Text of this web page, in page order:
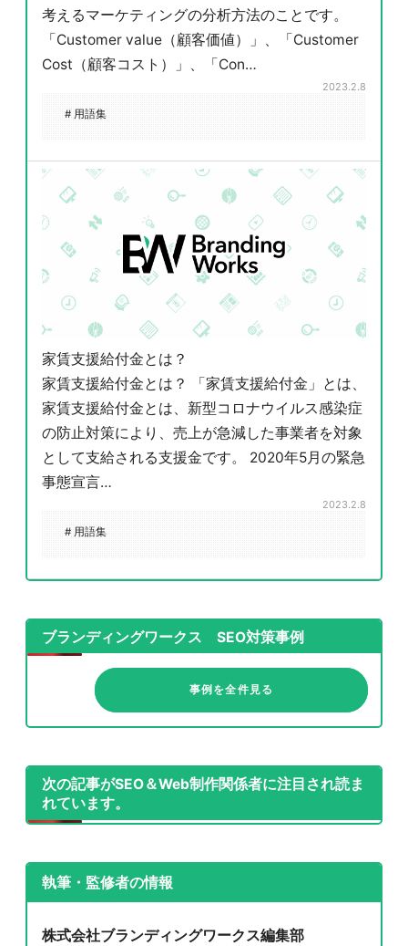
考えるマーケティングの分析方法のことです。
「Customer value（顧客価値）」、「Customer
Cost（顧客コスト）」、「Con…
2023.2.8
# 用語集
家賃支援給付金とは？
家賃支援給付金とは？ 「家賃支援給付金」とは、
家賃支援給付金とは、新型コロナウイルス感染症
の防止対策により、売上が急減した事業者を対象
として支給される支援金です。 2020年5月の緊急
事態宣言…
2023.2.8
# 用語集
ブランディングワークス SEO対策事例
事例を全件見る
次の記事がSEO＆Web制作関係者に注目され読ま
れています。
執筆・監修者の情報
株式会社ブランディングワークス編集部